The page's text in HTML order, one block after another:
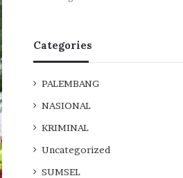
Categories
PALEMBANG
NASIONAL
KRIMINAL
Uncategorized
SUMSEL